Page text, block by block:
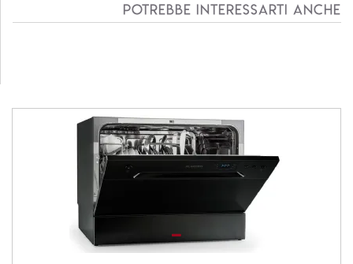
Potrebbe interessarti anche